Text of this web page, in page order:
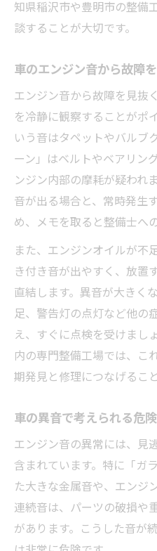
車のオイル切れ
車のエンジン音変
音で知る車のトラブ
車の異音発生時に
準
車のエンジン音
ン
車の音による走
穴
車の異音がある
車のエンジン音
法
知県稲沢市や豊明市の整備
談することが大切です。
車のエンジン音から故障
エンジン音から故障を見抜
を冷静に観察することがポ
いう音はタペットやバルブ
ーン」はベルトやベアリン
ンジン内部の摩耗が疑われ
音が出る場合と、常時発生
め、メモを取ると整備士へ
また、エンジンオイルが不
き付き音が出やすく、放置
直結します。異音が大きく
足、警告灯の点灯など他の
え、すぐに点検を受けまし
内の専門整備工場では、こ
期発見と修理につなげるこ
車の異音で考えられる危
エンジン音の異常には、見
含まれています。特に「ガ
た大きな金属音や、エンジ
連続音は、パーツの破損や
があります。こうした音が